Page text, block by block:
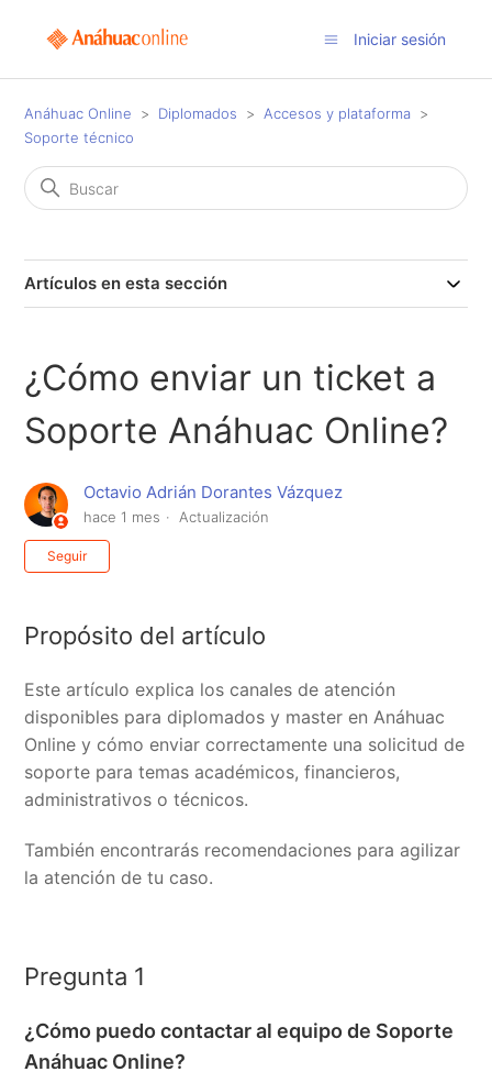
Iniciar sesión
Anáhuac Online Diplomados
Accesos y plataforma
Soporte técnico
Artículos en esta sección
¿Cómo enviar un ticket a
Soporte Anáhuac Online?
Octavio Adrián Dorantes Vázquez
hace 1 mes Actualización
Seguir
Propósito del artículo
Este artículo explica los canales de atención
disponibles para diplomados y master en Anáhuac
Online y cómo enviar correctamente una solicitud de
soporte para temas académicos, financieros,
administrativos o técnicos.
También encontrarás recomendaciones para agilizar
la atención de tu caso.
Pregunta 1
¿Cómo puedo contactar al equipo de Soporte
Anáhuac Online?